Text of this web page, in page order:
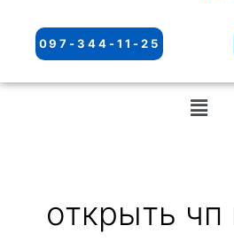
097-344-11-25
Меню
открыть чп